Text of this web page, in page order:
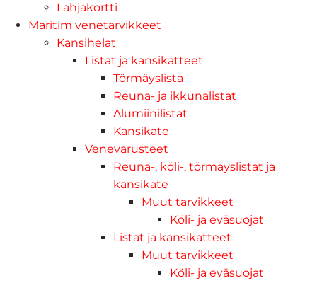
Lahjakortti
Maritim venetarvikkeet
Kansihelat
Listat ja kansikatteet
Törmäyslista
Reuna- ja ikkunalistat
Alumiinilistat
Kansikate
Venevarusteet
Reuna-, köli-, törmäyslistat ja
kansikate
Muut tarvikkeet
Köli- ja eväsuojat
Listat ja kansikatteet
Muut tarvikkeet
Köli- ja eväsuojat